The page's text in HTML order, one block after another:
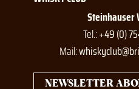
Steinhauser
Tel.:+49 (0)
Mail:
NEWSLETTER